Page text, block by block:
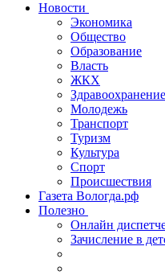
Новости
Экономика
Общество
Образование
Власть
ЖКХ
Здравоохранение
Молодежь
Транспорт
Туризм
Культура
Спорт
Происшествия
Газета Вологда.рф
Полезно
Онлайн
Зачисление в